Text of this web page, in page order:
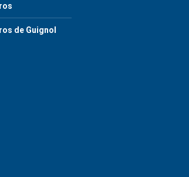
de Guignol